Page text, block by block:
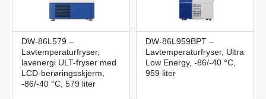
DW-86L579 –
Lavtemperaturfryser,
lavenergi ULT-fryser med
LCD-berøringsskjerm,
-86/-40 °C, 579 liter
DW-86L959BPT –
Lavtemperaturfryser, Ultra
Low Energy, -86/-40 °C,
959 liter